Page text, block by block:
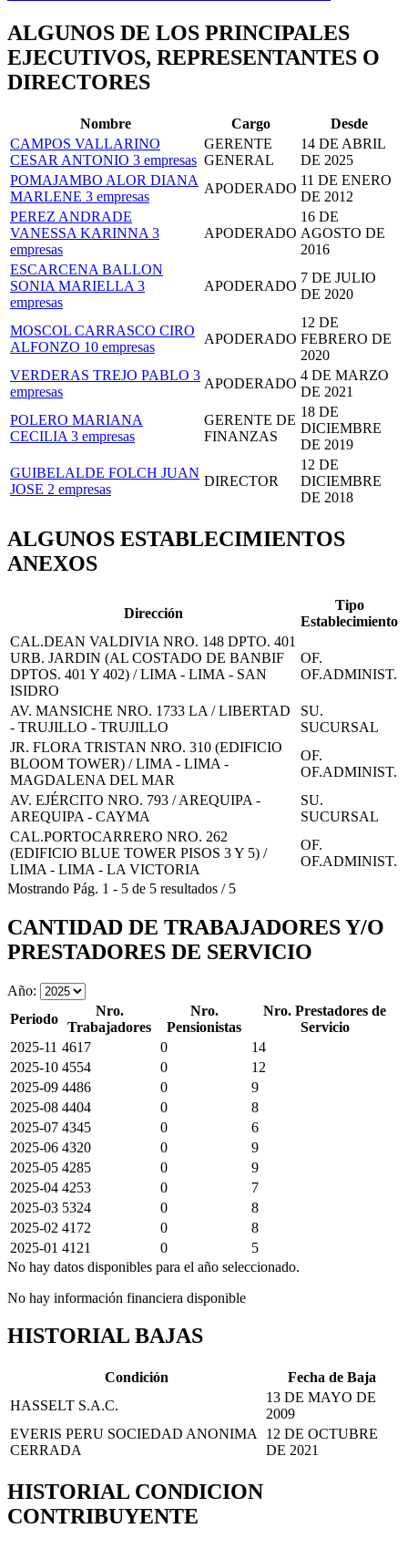
ALGUNOS DE LOS PRINCIPALES
EJECUTIVOS, REPRESENTANTES O
DIRECTORES
Nombre Cargo
Desde
CAMPOS VALLARINO
CESAR ANTONIO 3 empresas
GERENTE
GENERAL
14 DE ABRIL
DE 2025
POMAJAMBO ALOR DIANA
MARLENE 3 empresas
APODERADO
11 DE ENERO
DE 2012
PEREZ ANDRADE
VANESSA KARINNA 3
empresas
APODERADO
16 DE
AGOSTO DE
2016
ESCARCENA BALLON
SONIA MARIELLA 3
empresas
APODERADO
7 DE JULIO
DE 2020
MOSCOL CARRASCO CIRO
ALFONZO 10 empresas
APODERADO
12 DE
FEBRERO DE
2020
VERDERAS TREJO PABLO 3
empresas
APODERADO
4 DE MARZO
DE 2021
POLERO MARIANA
CECILIA 3 empresas
GERENTE DE
FINANZAS
18 DE
DICIEMBRE
DE 2019
GUIBELALDE FOLCH JUAN
JOSE 2 empresas
DIRECTOR
12 DE
DICIEMBRE
DE 2018
ALGUNOS ESTABLECIMIENTOS
ANEXOS
Dirección
Tipo
Establecimiento
CAL.DEAN VALDIVIA NRO. 148 DPTO. 401
URB. JARDIN (AL COSTADO DE BANBIF
DPTOS. 401 Y 402) / LIMA - LIMA - SAN
ISIDRO
OF.
OF.ADMINIST.
AV. MANSICHE NRO. 1733 LA / LIBERTAD
- TRUJILLO - TRUJILLO
SU.
SUCURSAL
JR. FLORA TRISTAN NRO. 310 (EDIFICIO
BLOOM TOWER) / LIMA - LIMA -
MAGDALENA DEL MAR
OF.
OF.ADMINIST.
AV. EJÉRCITO NRO. 793 / AREQUIPA -
AREQUIPA - CAYMA
SU.
SUCURSAL
CAL.PORTOCARRERO NRO. 262
(EDIFICIO BLUE TOWER PISOS 3 Y 5) /
LIMA - LIMA - LA VICTORIA
OF.
OF.ADMINIST.
Mostrando Pág. 1 - 5 de 5 resultados / 5
CANTIDAD DE TRABAJADORES Y/O
PRESTADORES DE SERVICIO
Año:
Periodo
Nro.
Trabajadores
Nro.
Pensionistas
Nro. Prestadores de
Servicio
2025-11 4617 0
14
2025-10 4554 0
12
2025-09 4486 0
9
2025-08 4404 0
8
2025-07 4345 0
6
2025-06 4320 0
9
2025-05 4285 0
9
2025-04 4253 0
7
2025-03 5324 0
8
2025-02 4172 0
8
2025-01 4121 0
5
No hay datos disponibles para el año seleccionado.
No hay información financiera disponible
HISTORIAL BAJAS
Condición
Fecha de Baja
HASSELT S.A.C.
13 DE MAYO DE
2009
EVERIS PERU SOCIEDAD ANONIMA
CERRADA
12 DE OCTUBRE
DE 2021
HISTORIAL CONDICION
CONTRIBUYENTE